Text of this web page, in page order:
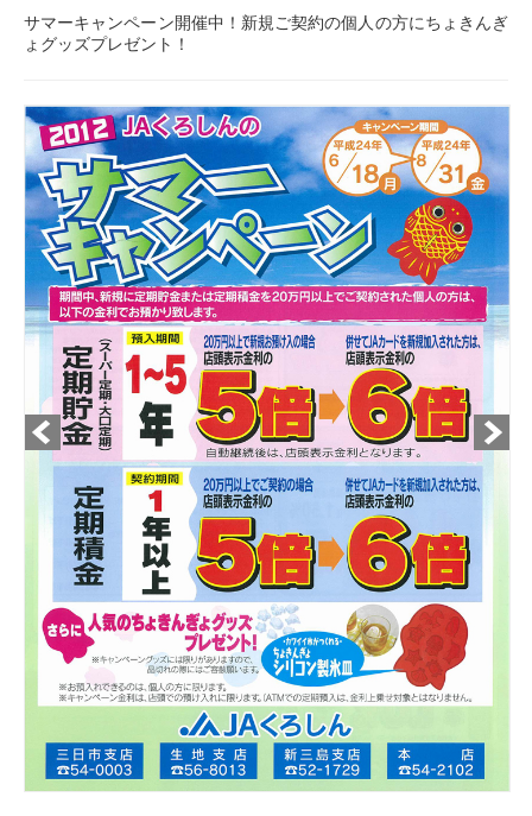
サマーキャンペーン開催中！新規ご契約の個人の方にちょきんぎ
ょグッズプレゼント！